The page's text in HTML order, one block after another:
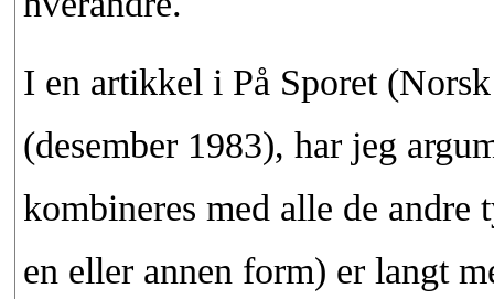
I en artikkel i På Sporet
(desember 1983), har jeg
kombineres med alle de andre
en eller annen form) er langt